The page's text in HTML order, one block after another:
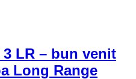
3 LR – bun venit
Long Range